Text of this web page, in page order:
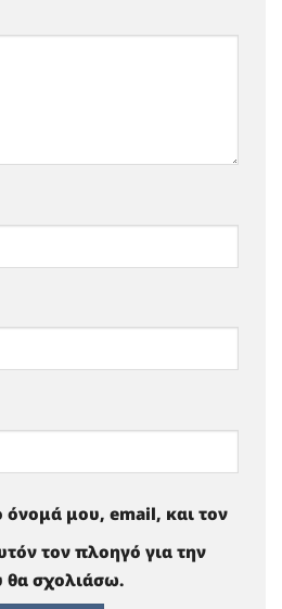
όνομά μου, email, και τον
τον πλοηγό για την
σχολιάσω.